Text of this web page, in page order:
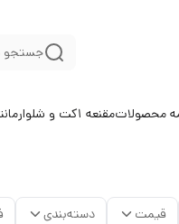
جستجو
محصولاتمقنعه 1 کت و شلوار
قیمت دسته‌بندی